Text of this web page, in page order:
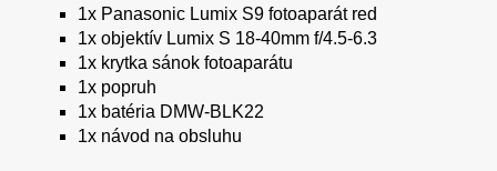
1x Panasonic Lumix S9 fotoaparát red
1x objektív Lumix S 18-40mm f/4.5-6.3
1x krytka sánok fotoaparátu
1x popruh
1x batéria DMW-BLK22
1x návod na obsluhu